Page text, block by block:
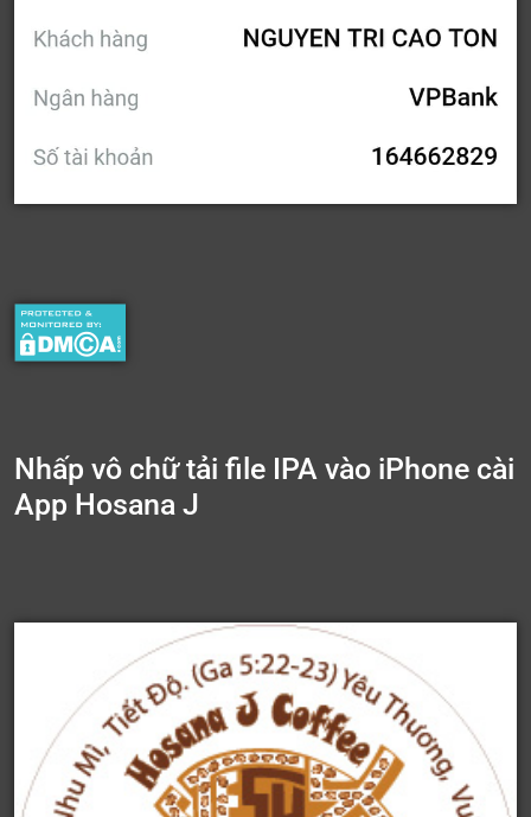
Nhấp vô chữ tải file IPA vào iPhone cài
App Hosana J